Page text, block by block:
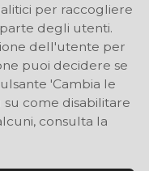
per raccogliere
degli utenti.
dell'utente per
puoi decidere se
'Cambia le
su come disabilitare
consulta la